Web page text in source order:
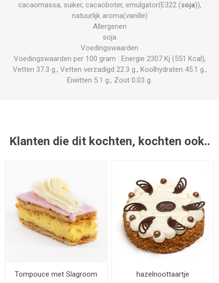
cacaomassa, suiker, cacaoboter, emulgator(E322 (soja)),
natuurlijk aroma(vanille)
Allergenen
soja
Voedingswaarden
Voedingswaarden per 100 gram : Energie 2307 Kj (551 Kcal),
Vetten 37.3 g., Vetten verzadigd 22.3 g., Koolhydraten 45.1 g.,
Eiwitten 5.1 g., Zout 0.03 g.
Klanten die dit kochten, kochten ook..
Tompouce met Slagroom hazelnoottaartje